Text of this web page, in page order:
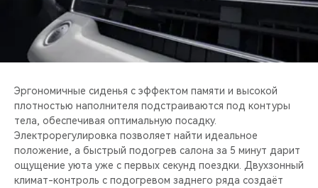
Эргономичные сиденья с эффектом памяти и высокой
плотностью наполнителя подстраиваются под контуры
тела, обеспечивая оптимальную посадку.
Электрорегулировка позволяет найти идеальное
положение, а быстрый подогрев салона за 5 минут дарит
ощущение уюта уже с первых секунд поездки. Двухзонный
климат-контроль с подогревом заднего ряда создаёт